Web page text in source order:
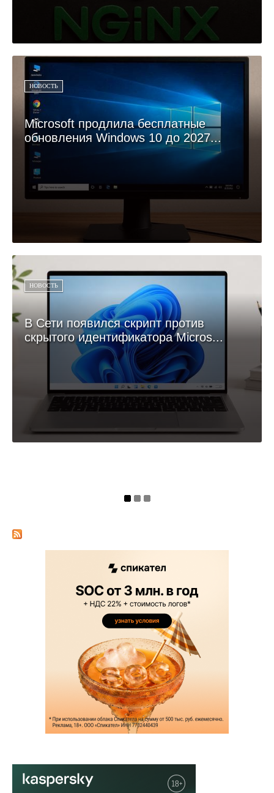
НОВОСТЬ
Microsoft продлила бесплатные
обновления Windows 10 до 2027...
НОВОСТЬ
В Сети появился скрипт против
скрытого идентификатора Micros...